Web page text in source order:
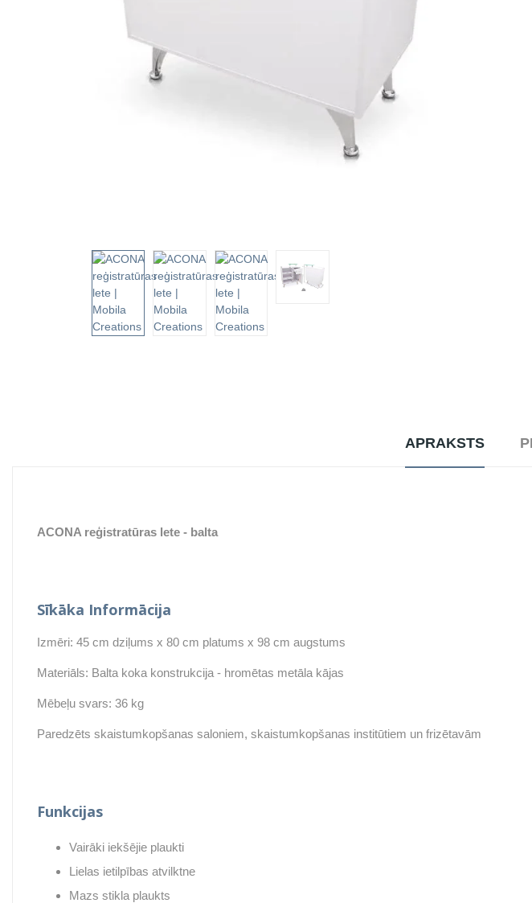
APRAKSTS
ACONA reģistratūras lete - balta
Sīkāka Informācija
Izmēri: 45 cm dziļums x 80 cm platums x 98 cm augstums
Materiāls: Balta koka konstrukcija - hromētas metāla kājas
Mēbeļu svars: 36 kg
Paredzēts skaistumkopšanas saloniem, skaistumkopšanas institūtiem un frizētavām
Funkcijas
Vairāki iekšējie plaukti
Lielas ietilpības atvilktne
Mazs stikla plaukts